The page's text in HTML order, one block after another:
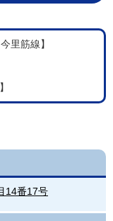
里筋線】
14番17号